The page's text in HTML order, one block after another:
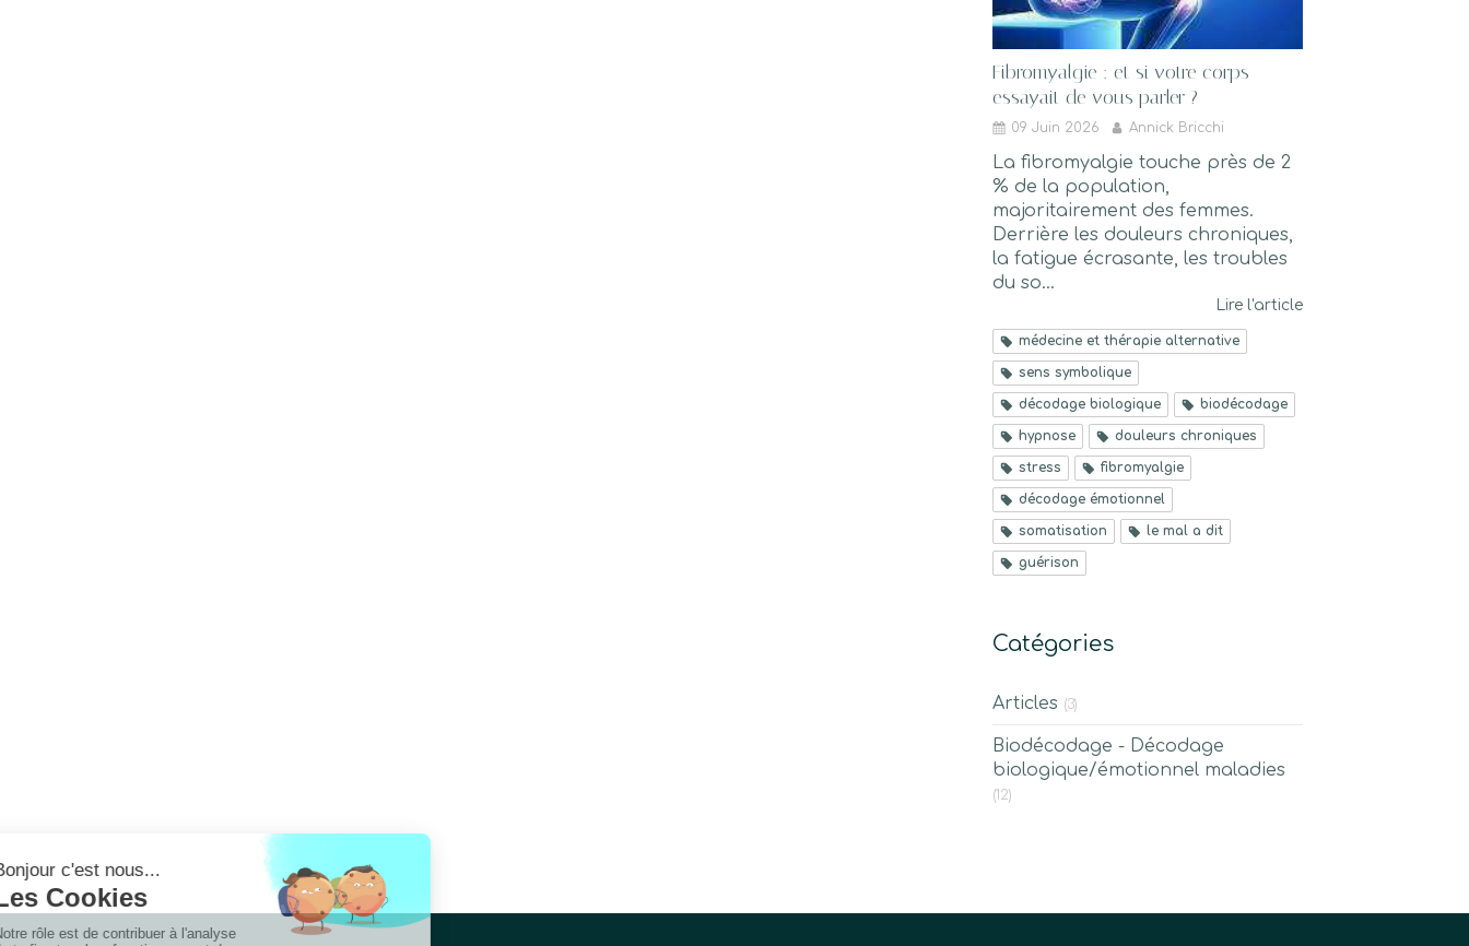
Fibromyalgie : et si votre corps
essayait de vous parler ?
09 Juin 2026 Annick Bricchi
La fibromyalgie touche près de 2
% de la population,
majoritairement des femmes.
Derrière les douleurs chroniques,
la fatigue écrasante, les troubles
du so...
Lire l'article
médecine et thérapie alternative
sens symbolique
décodage biologique biodécodage
hypnose douleurs chroniques
stress fibromyalgie
décodage émotionnel
somatisation le mal a dit
guérison
Catégories
Articles (3)
Biodécodage - Décodage
biologique/émotionnel maladies
(12)